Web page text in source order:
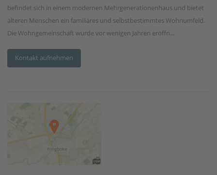
befindet sich in einem modernen Mehrgenerationenhaus und bietet
älteren Menschen ein familiäres und selbstbestimmtes Wohnumfeld.
Die Wohngemeinschaft wurde vor wenigen Jahren eröffn...
Kontakt aufnehmen